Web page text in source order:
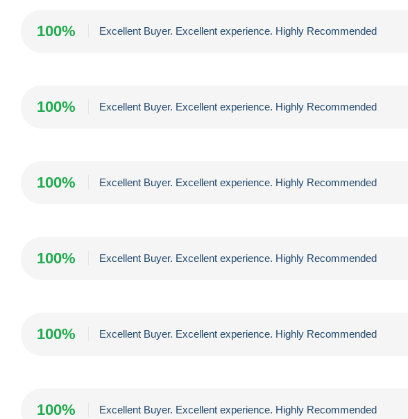
100% Excellent Buyer. Excellent experience. Highly Recommended
100% Excellent Buyer. Excellent experience. Highly Recommended
100% Excellent Buyer. Excellent experience. Highly Recommended
100% Excellent Buyer. Excellent experience. Highly Recommended
100% Excellent Buyer. Excellent experience. Highly Recommended
100% Excellent Buyer. Excellent experience. Highly Recommended